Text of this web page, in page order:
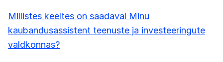
Millistes keeltes on saadaval Minu
kaubandusassistent teenuste ja investeeringute
valdkonnas?